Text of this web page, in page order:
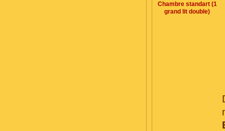
Chambre standart (1
grand lit double)